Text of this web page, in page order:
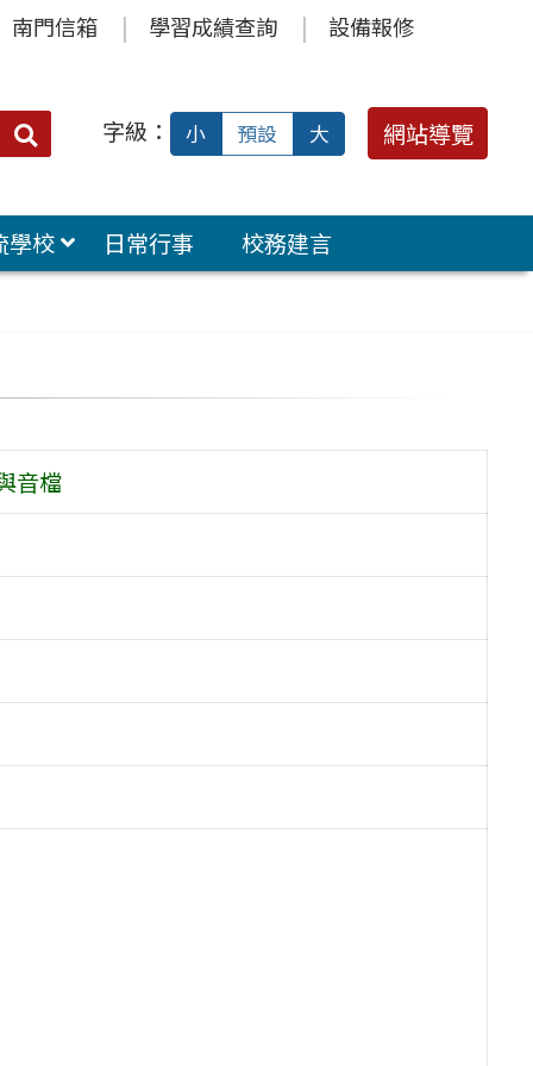
南門信箱 學習成績查詢 設備報修
搜
字級： 小 預設 大 網站導覽
學校 日常行事
校務建言
音檔